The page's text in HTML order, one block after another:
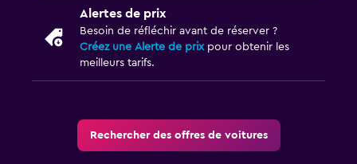
Alertes de prix
Besoin de réfléchir avant de réserver ?
Créez une Alerte de prixpour obtenir les
meilleurs tarifs.
Rechercher des offres de voitures